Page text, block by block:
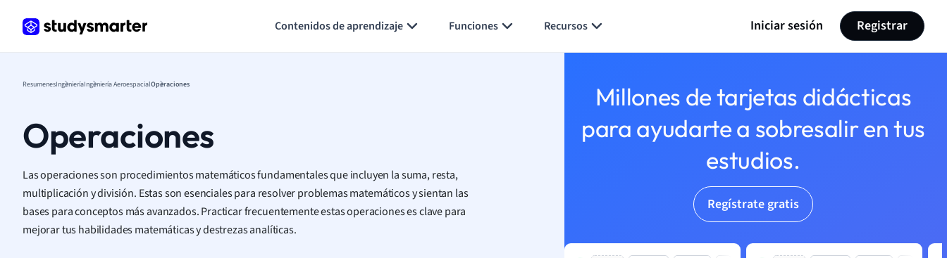
Contenidos de aprendizaje Funciones Recursos Iniciar sesión Registrar
ResumenesIngenieríaIngeniería AeroespacialOperaciones
Operaciones
Las operaciones son procedimientos matemáticos fundamentales que incluyen la suma, resta,
multiplicación y división. Estas son esenciales para resolver problemas matemáticos y sientan las
bases para conceptos más avanzados. Practicar frecuentemente estas operaciones es clave para
mejorar tus habilidades matemáticas y destrezas analíticas.
Millones de tarjetas didácticas
para ayudarte a sobresalir en tus
estudios.
Regístrate gratis